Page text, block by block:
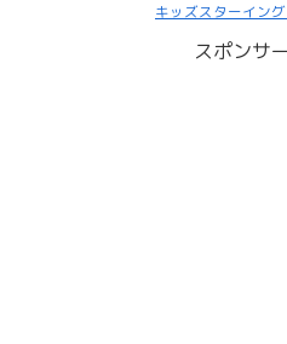
キッズスターイン
スポンサ